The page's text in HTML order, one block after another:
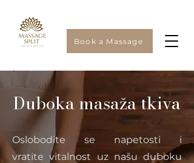
Book a Massage
Duboka masaža tkiva
Oslobodite se napetosti i
vratite vitalnost uz našu duboku